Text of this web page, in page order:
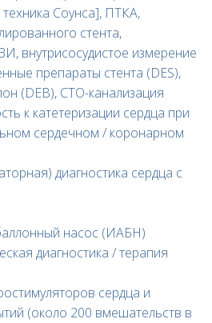
Соунса], ПТКА,
стента,
внутрисосудистое измерение
препараты стента (DES),
(DEB), CTO-канализация
к катетеризации сердца при
сердечном / коронарном
диагностика сердца с
насос (ИАБН)
диагностика / терапия
сердца и
(около 200 вмешательств в